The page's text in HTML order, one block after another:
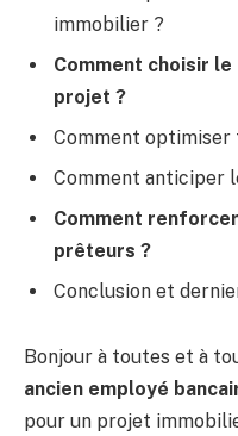
immobilier ?
Comment choisir
projet ?
Comment optimiser
Comment anticiper
Comment
prêteurs ?
Conclusion et
Bonjour à toutes et à
ancien employé
pour un projet